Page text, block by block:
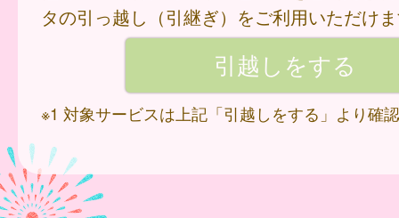
タの引っ越し（引継ぎ）をご利用いただけ
※1 対象サービスは上記「引越しをする」より確